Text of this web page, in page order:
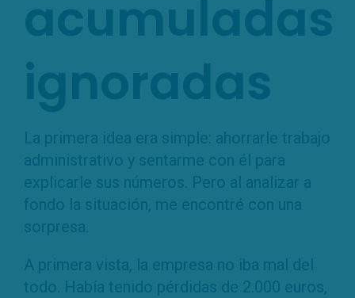
acumuladas
ignoradas
La primera idea era simple: ahorrarle trabajo
administrativo y sentarme con él para
explicarle sus números. Pero al analizar a
fondo la situación, me encontré con una
sorpresa.
A primera vista, la empresa no iba mal del
todo. Había tenido pérdidas de 2.000 euros,